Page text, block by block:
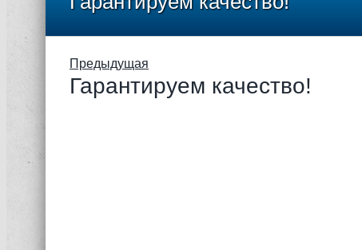
Предыдущая
Гарантируем качество!